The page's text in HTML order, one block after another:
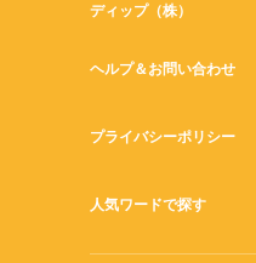
ディップ（株）
ヘルプ＆お問い合わせ
プライバシーポリシー
人気ワードで探す